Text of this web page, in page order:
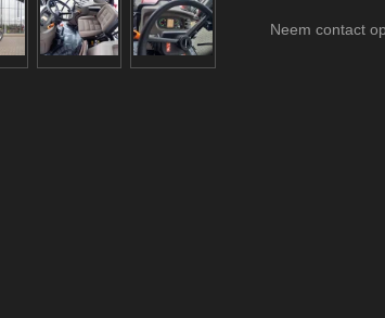
Neem contact